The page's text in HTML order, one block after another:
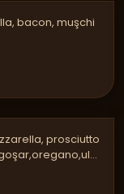
bacon, muşchi
prosciutto